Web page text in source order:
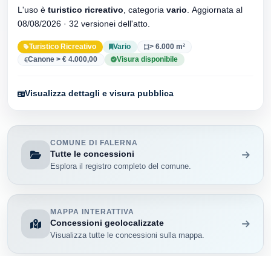
L'uso è turistico ricreativo , categoria vario
08/08/2026 · 32 versionei dell'atto.
Turistico Ricreativo Vario
> 6.000 m²
Canone > € 4.000,00
Visura disponibile
Visualizza dettagli e visura pubblica
COMUNE DI FALERNA
Tutte le concessioni
Esplora il registro completo del comune.
MAPPA INTERATTIVA
Concessioni geolocalizzate
Visualizza tutte le concessioni sulla mappa.